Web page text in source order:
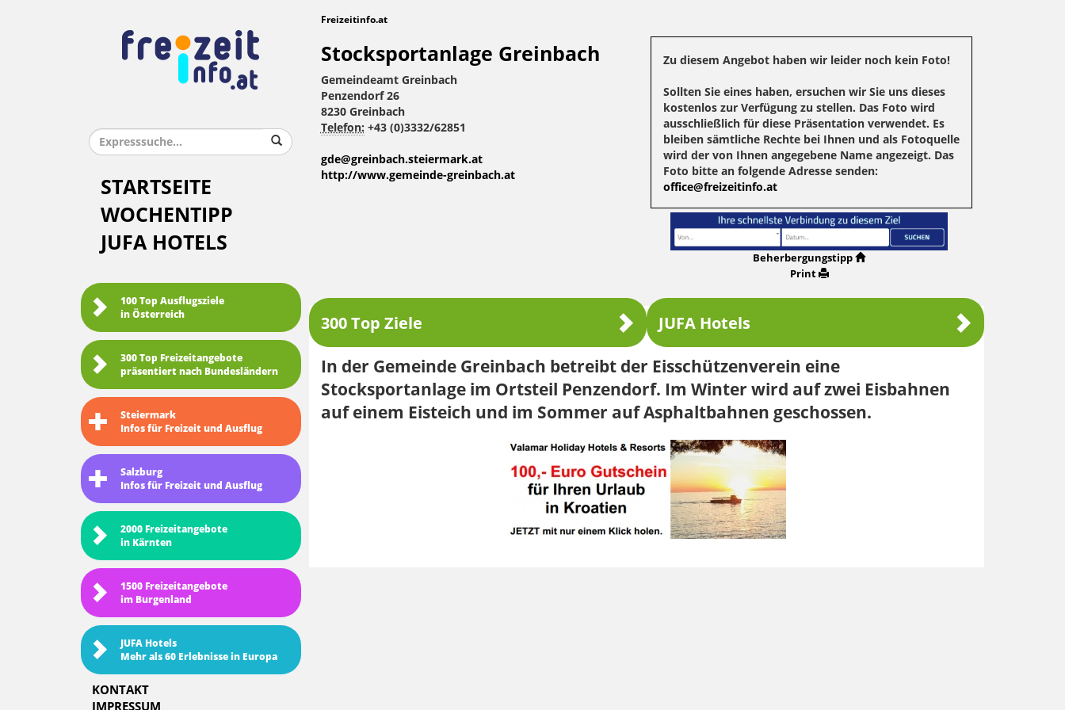
STARTSEITE
WOCHENTIPP
JUFA HOTELS
100 Top Ausflugsziele
in Österreich
300 Top Freizeitangebote
präsentiert nach Bundesländern
Steiermark
Infos für Freizeit und Ausflug
Salzburg
Infos für Freizeit und Ausflug
2000 Freizeitangebote
in Kärnten
1500 Freizeitangebote
im Burgenland
JUFA Hotels
Mehr als 60 Erlebnisse in Europa
KONTAKT
IMPRESSUM
Freizeitinfo.at
Stocksportanlage Greinbach
Gemeindeamt Greinbach
Penzendorf 26
8230 Greinbach
Telefon: +43 (0)3332/62851
gde@greinbach.steiermark.at
http://www.gemeinde-greinbach.at
Zu diesem Angebot haben wir leider noch kein Foto!
Sollten Sie eines haben, ersuchen wir Sie uns dieses
kostenlos zur Verfügung zu stellen. Das Foto wird
ausschließlich für diese Präsentation verwendet. Es
bleiben sämtliche Rechte bei Ihnen und als Fotoquelle
wird der von Ihnen angegebene Name angezeigt. Das
Foto bitte an folgende Adresse senden:
office@freizeitinfo.at
Beherbergungstipp
Print
300 Top Ziele JUFA Hotels
In der Gemeinde Greinbach betreibt der Eisschützenverein eine
Stocksportanlage im Ortsteil Penzendorf. Im Winter wird auf zwei Eisbahnen
auf einem Eisteich und im Sommer auf Asphaltbahnen geschossen.